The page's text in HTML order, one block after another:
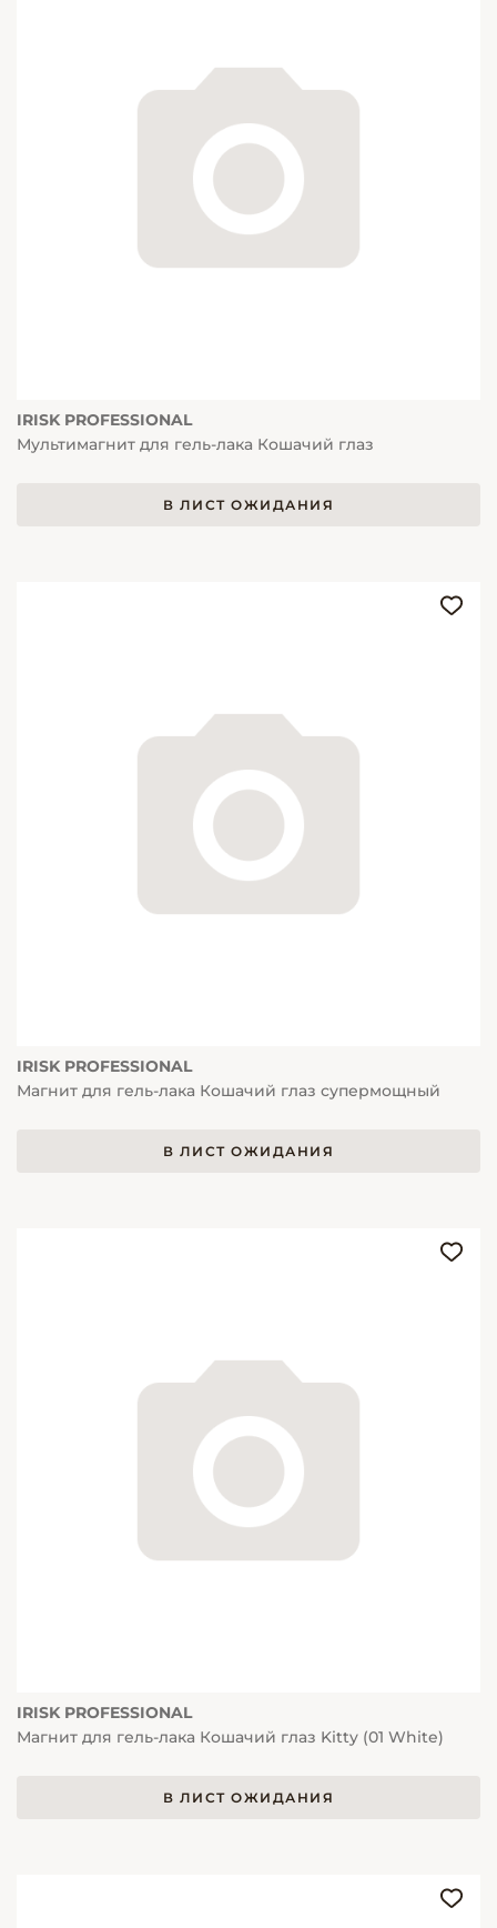
IRISK PROFESSIONAL
Мультимагнит для гель-лака Кошачий глаз
В ЛИСТ ОЖИДАНИЯ
IRISK PROFESSIONAL
Магнит для гель-лака Кошачий глаз супермощный
В ЛИСТ ОЖИДАНИЯ
IRISK PROFESSIONAL
Магнит для гель-лака Кошачий глаз Kitty (01 White)
В ЛИСТ ОЖИДАНИЯ